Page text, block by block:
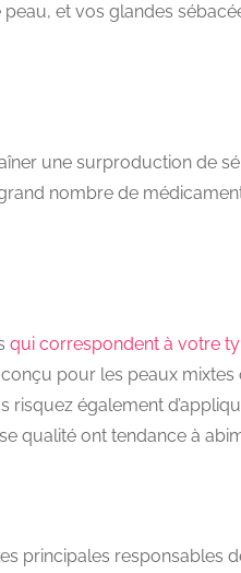
et vos glandes
une surproduction de
nombre de
qui correspondent à votre
pour les peaux
également
qualité ont tendance à
principales